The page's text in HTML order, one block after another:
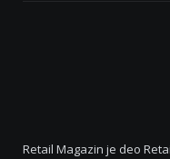
Retail Magazin je deo